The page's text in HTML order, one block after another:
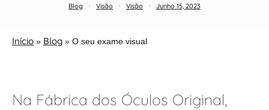
Blog Visão Visão Junho 15, 2023
Início » Blog » O seu exame visual
Na Fábrica dos Óculos Original,